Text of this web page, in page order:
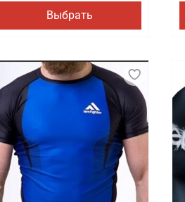
Выбрать